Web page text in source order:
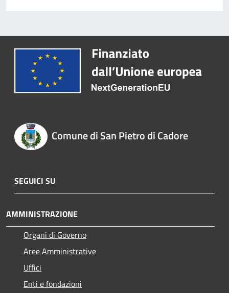
Comune di San Pietro di Cadore
SEGUICI SU
AMMINISTRAZIONE
Organi di Governo
Aree Amministrative
Uffici
Enti e fondazioni